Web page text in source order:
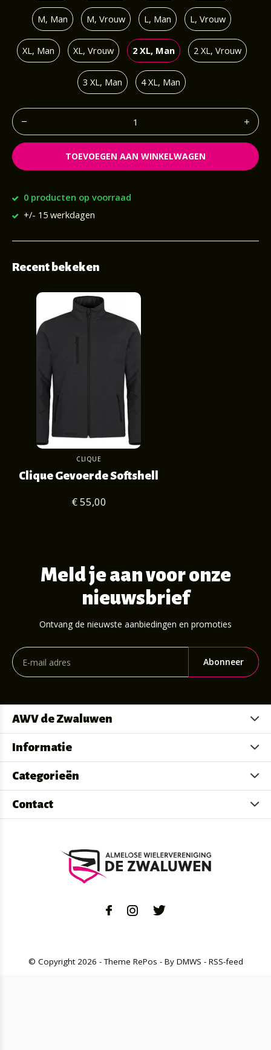
M, Man M, Vrouw L, Man L, Vrouw
XL, Man XL, Vrouw 2 XL, Man 2 XL, Vrouw
3 XL, Man 4 XL, Man
TOEVOEGEN AAN WINKELWAGEN
0 producten op voorraad
+/- 15 werkdagen
Recent bekeken
CLIQUE
Clique Gevoerde Softshell
€ 55,00
Meld je aan voor onze
nieuwsbrief
Ontvang de nieuwste aanbiedingen en promoties
Abonneer
AWV de Zwaluwen
Informatie
Categorieën
Contact
© Copyright2026 - Theme RePos - By DMWS - RSS-feed